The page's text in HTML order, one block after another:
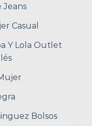
Jeans
Casual
Y Lola Outlet
Bolsos